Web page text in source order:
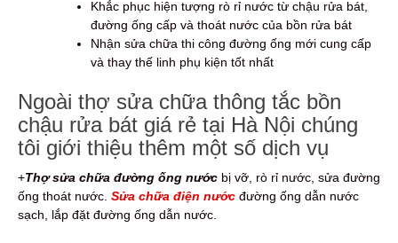
Khắc phục hiện tượng rò rỉ nước từ chậu rửa bát,
đường ống cấp và thoát nước của bồn rửa bát
Nhận sửa chữa thi công đường ống mới cung cấp
và thay thế linh phụ kiện tốt nhất
Ngoài thợ sửa chữa thông tắc bồn
chậu rửa bát giá rẻ tại Hà Nội chúng
tôi giới thiệu thêm một số dịch vụ
+Thợ sửa chữa đường ống nước bị vỡ, rò rỉ nước, sửa đường
ống thoát nước. Sửa chữa điện nước đường ống dẫn nước
sạch, lắp đặt đường ống dẫn nước.